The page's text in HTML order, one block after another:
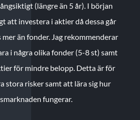
(längre än 5 år). I början
att investera i aktier då dessa går
mer än fonder. Jag rekommenderar
i några olika fonder (5-8 st) samt
för mindre belopp. Detta är för
stora risker samt att lära sig hur
fungerar.